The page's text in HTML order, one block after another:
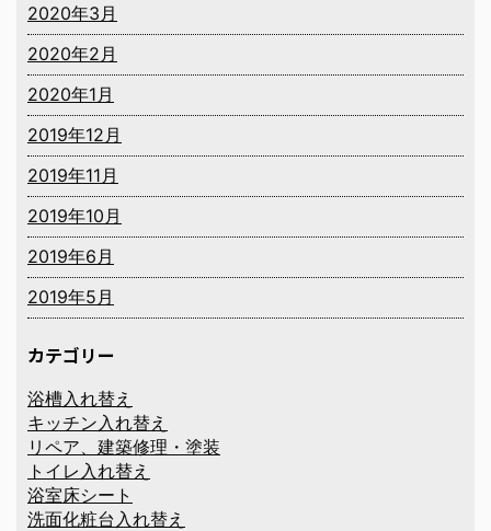
2020年3月
2020年2月
2020年1月
2019年12月
2019年11月
2019年10月
2019年6月
2019年5月
カテゴリー
浴槽入れ替え
キッチン入れ替え
リペア、建築修理・塗装
トイレ入れ替え
浴室床シート
洗面化粧台入れ替え